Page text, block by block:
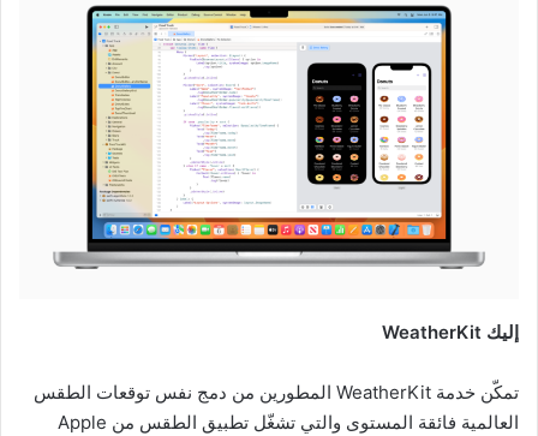
إليك WeatherKit‏
تمكّن خدمة WeatherKit المطورين من دمج نفس توقعات الطقس
العالمية فائقة المستوى والتي تشغّل تطبيق الطقس من Apple